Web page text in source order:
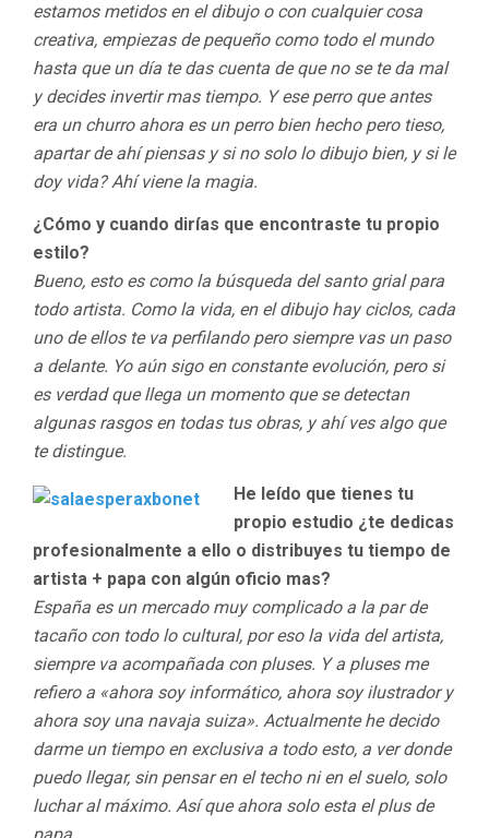
estamos metidos en el dibujo o con cualquier cosa
creativa, empiezas de pequeño como todo el mundo
hasta que un día te das cuenta de que no se te da mal
y decides invertir mas tiempo. Y ese perro que antes
era un churro ahora es un perro bien hecho pero tieso,
apartar de ahí piensas y si no solo lo dibujo bien, y si le
doy vida? Ahí viene la magia.
¿Cómo y cuando dirías que encontraste tu propio
estilo?
Bueno, esto es como la búsqueda del santo grial para
todo artista. Como la vida, en el dibujo hay ciclos, cada
uno de ellos te va perfilando pero siempre vas un paso
a delante. Yo aún sigo en constante evolución, pero si
es verdad que llega un momento que se detectan
algunas rasgos en todas tus obras, y ahí ves algo que
te distingue.
He leído que tienes tu
propio estudio ¿te dedicas
profesionalmente a ello o distribuyes tu tiempo de
artista + papa con algún oficio mas?
España es un mercado muy complicado a la par de
tacaño con todo lo cultural, por eso la vida del artista,
siempre va acompañada con pluses. Y a pluses me
refiero a «ahora soy informático, ahora soy ilustrador y
ahora soy una navaja suiza». Actualmente he decido
darme un tiempo en exclusiva a todo esto, a ver donde
puedo llegar, sin pensar en el techo ni en el suelo, solo
luchar al máximo. Así que ahora solo esta el plus de